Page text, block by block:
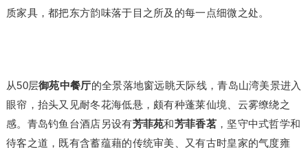
质家具，都把东方韵味落于目之所及的每一点细微之处。
从50层御苑中餐厅的全景落地窗远眺天际线，青岛山湾美景进入
眼帘，抬头又见耐冬花海低悬，颇有种蓬莱仙境、云雾缭绕之
感。青岛钓鱼台酒店另设有芳菲苑和芳菲香茗，坚守中式哲学和
待客之道，既有含蓄蕴藉的传统审美、又有古时皇家的气度雍